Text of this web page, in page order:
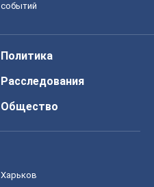
событий
Политика
Расследования
Общество
Харьков